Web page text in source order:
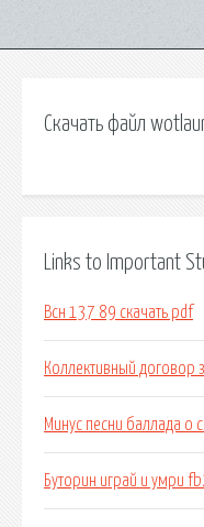
Скачать файл
Links to Important
Всн 137 89 скачать pdf
Коллективный договор
Минус песни баллада о
Буторин играй и умри